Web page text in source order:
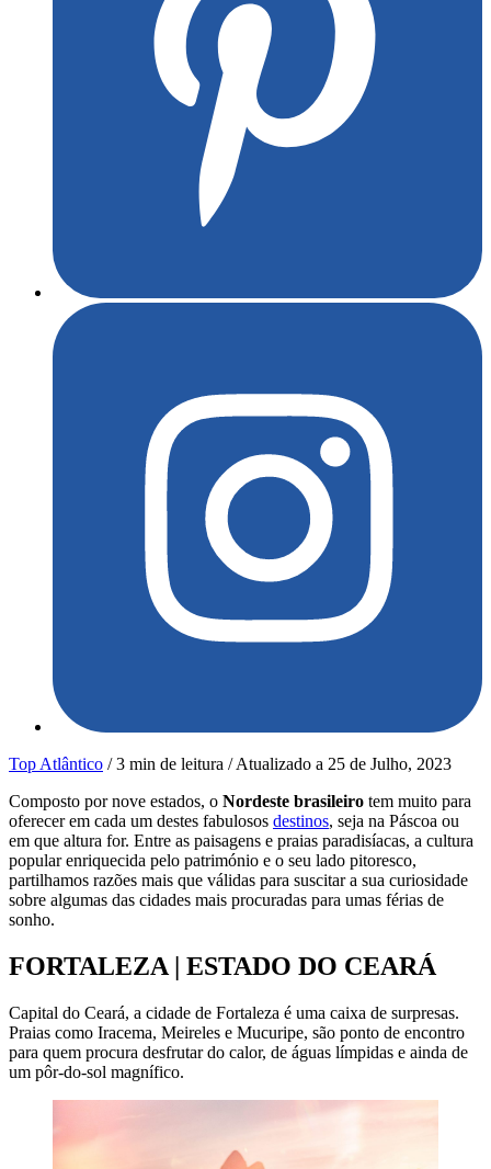
Top Atlântico / 3 min de leitura /Atualizado a 25 de Julho, 2023
Composto por nove estados, o Nordeste brasileiro tem muito para
oferecer em cada um destes fabulosos destinos, seja na Páscoa ou
em que altura for. Entre as paisagens e praias paradisíacas, a cultura
popular enriquecida pelo património e o seu lado pitoresco,
partilhamos razões mais que válidas para suscitar a sua curiosidade
sobre algumas das cidades mais procuradas para umas férias de
sonho.
FORTALEZA | ESTADO DO CEARÁ
Capital do Ceará, a cidade de Fortaleza é uma caixa de surpresas.
Praias como Iracema, Meireles e Mucuripe, são ponto de encontro
para quem procura desfrutar do calor, de águas límpidas e ainda de
um pôr-do-sol magnífico.